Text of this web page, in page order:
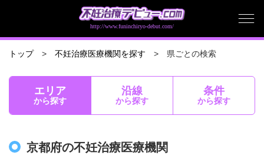
http://www.funinchiryo-debut.com/
トップ 不妊治療医療機関を探す 県ごとの検索
エリア
から探す
沿線
から探す
条件
から探す
京都府の不妊治療医療機関